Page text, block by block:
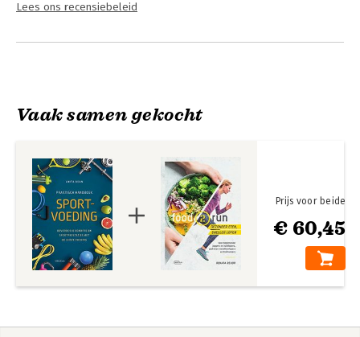
Lees ons recensiebeleid
Vaak samen gekocht
€ 60,45
Prijs voor beide